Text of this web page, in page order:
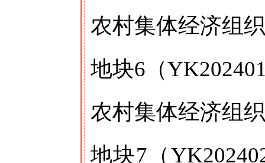
农村集体经济组
地块6（
农村集体经济组
地块7（